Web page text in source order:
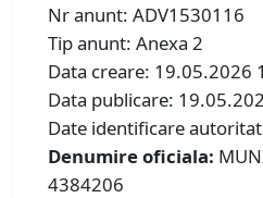
Nr anunt: ADV1530116
Tip anunt: Anexa 2
Data creare: 19.05.2026
Data publicare:
Date identificare
Denumire oficiala:
4384206